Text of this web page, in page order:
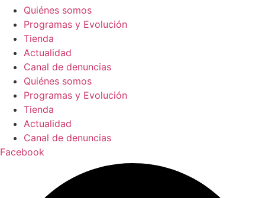
Quiénes somos
Programas y Evolución
Tienda
Actualidad
Canal de denuncias
Quiénes somos
Programas y Evolución
Tienda
Actualidad
Canal de denuncias
Facebook